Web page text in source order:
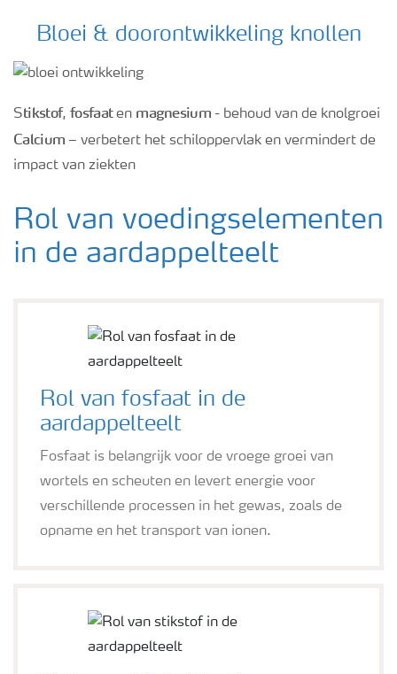
Bloei & doorontwikkeling knollen
Stikstof,fosfaaten magnesium- behoud van de knolgroei
Calcium – verbetert het schiloppervlak en vermindert de
impact van ziekten
Rol van voedingselementen
in de aardappelteelt
Rol van fosfaat in de
aardappelteelt
Fosfaat is belangrijk voor de vroege groei van
wortels en scheuten en levert energie voor
verschillende processen in het gewas, zoals de
opname en het transport van ionen.